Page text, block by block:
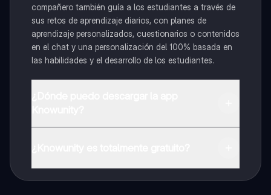
compañero también guía a los estudiantes a través de
sus retos de aprendizaje diarios, con planes de
aprendizaje personalizados, cuestionarios o contenidos
en el chat y una personalización del 100% basada en
las habilidades y el desarrollo de los estudiantes.